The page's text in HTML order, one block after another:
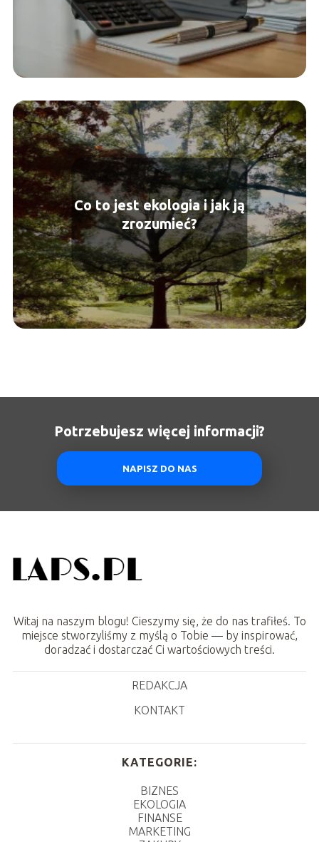
Co to jest ekologia i jak ją
zrozumieć?
Potrzebujesz więcej informacji?
NAPISZ DO NAS
Witaj na naszym blogu! Cieszymy się, że do nas trafiłeś. To
miejsce stworzyliśmy z myślą o Tobie — by inspirować,
doradzać i dostarczać Ci wartościowych treści.
REDAKCJA
KONTAKT
KATEGORIE:
BIZNES
EKOLOGIA
FINANSE
MARKETING